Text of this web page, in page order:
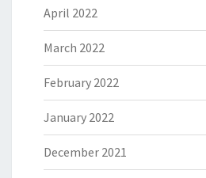
April 2022
March 2022
February 2022
January 2022
December 2021